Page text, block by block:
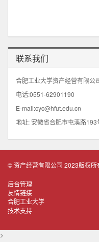
联系我们
合肥工业大学资产经营有限公
电话:0551-62901190
E-mail:cyc@hfut.edu.cn
地址: 安徽省合肥市屯溪路
© 资产经营有限公司 2023版权所
后台管理
友情链接
合肥工业大学
技术支持
>